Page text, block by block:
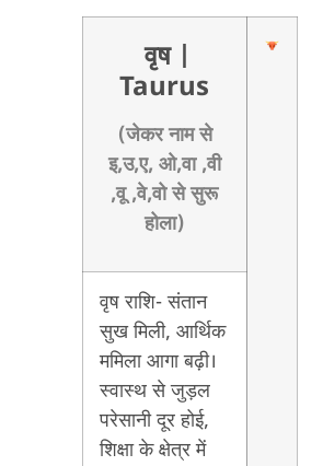
वृष
Taurus
(जेकर नाम से
इ,उ,ए, ओ,वा ,वी
,वू ,वे,वो से सुरू
होला)
वृष राशि- संतान
सुख मिली, आर्थिक
ममिला आगा बढ़ी।
स्वास्थ से जुड़ल
परेसानी दूर होई,
शिक्षा के क्षेत्र में